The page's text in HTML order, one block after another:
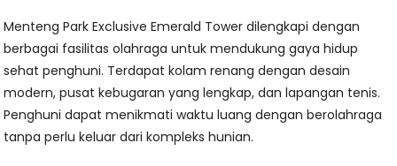
Menteng Park Exclusive Emerald Tower dilengkapi dengan
berbagai fasilitas olahraga untuk mendukung gaya hidup
sehat penghuni. Terdapat kolam renang dengan desain
modern, pusat kebugaran yang lengkap, dan lapangan tenis.
Penghuni dapat menikmati waktu luang dengan berolahraga
tanpa perlu keluar dari kompleks hunian.